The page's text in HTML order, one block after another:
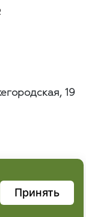
19
Принять